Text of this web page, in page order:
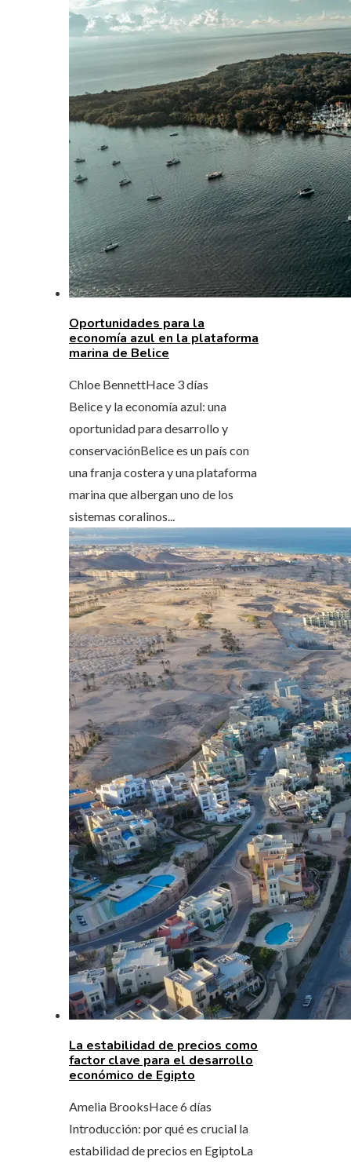
Oportunidades para la
economía azul en la plataforma
marina de Belice
Chloe BennettHace 3 días
Belice y la economía azul: una
oportunidad para desarrollo y
conservaciónBelice es un país con
una franja costera y una plataforma
marina que albergan uno de los
sistemas coralinos...
La estabilidad de precios como
factor clave para el desarrollo
económico de Egipto
Amelia BrooksHace 6 días
Introducción: por qué es crucial la
estabilidad de precios en EgiptoLa